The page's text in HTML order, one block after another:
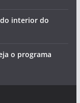
interior do
o programa